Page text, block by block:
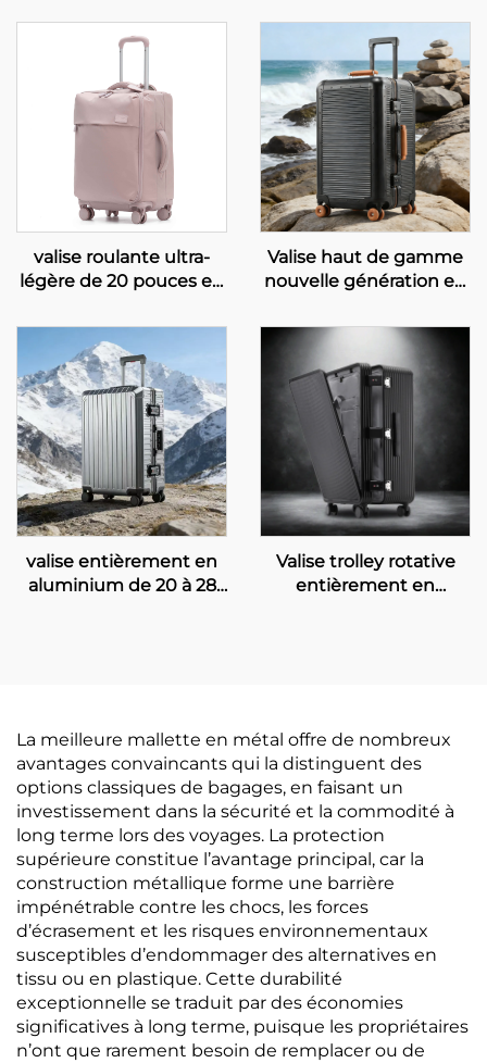
valise roulante ultra-
légère de 20 pouces en
valise à code à 24
chiffres, valise pivotante
à grande capacité
autorisée en cabine
Valise haut de gamme
nouvelle génération en
aluminium, valise trolley
valise de voyage anti-
chute avec serrure TSA
et poignée en cuir
valise entièrement en
aluminium de 20 à 28
glissière, bagages
métalliques avec
serrure TSA
Valise trolley rotative
entièrement en
d’affaires
La meilleure mallette en métal offre de nombreux
avantages convaincants qui la distinguent des
options classiques de bagages, en faisant un
investissement dans la sécurité et la commodité à
long terme lors des voyages. La protection
supérieure constitue l’avantage principal, car la
construction métallique forme une barrière
impénétrable contre les chocs, les forces
d’écrasement et les risques environnementaux
susceptibles d’endommager des alternatives en
tissu ou en plastique. Cette durabilité
exceptionnelle se traduit par des économies
significatives à long terme, puisque les propriétaires
n’ont que rarement besoin de remplacer ou de